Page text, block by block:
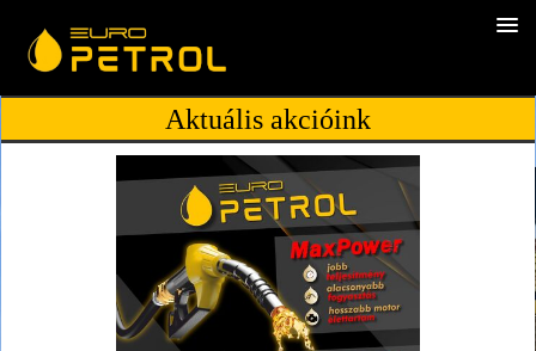
Aktuális akcióink